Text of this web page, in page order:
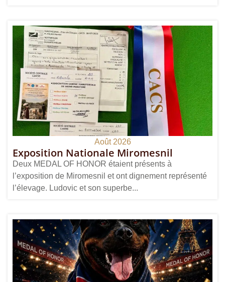
Août 2026
Exposition Nationale Miromesnil
Deux MEDAL OF HONOR étaient présents à
l’exposition de Miromesnil et ont dignement représenté
l’élevage. Ludovic et son superbe...